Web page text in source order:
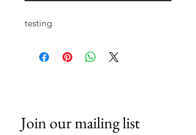
testing
Join our mailing list